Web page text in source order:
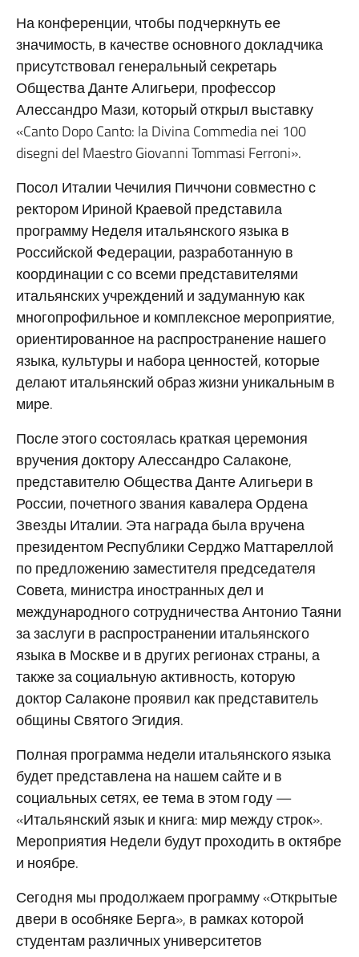
На конференции, чтобы подчеркнуть ее
значимость, в качестве основного докладчика
присутствовал генеральный секретарь
Общества Данте Алигьери, профессор
Алессандро Мази, который открыл выставку
«Canto Dopo Canto: la Divina Commedia nei 100
disegni del Maestro Giovanni Tommasi Ferroni».
Посол Италии Чечилия Пиччони совместно с
ректором Ириной Краевой представила
программу Неделя итальянского языка в
Российской Федерации, разработанную в
координации с со всеми представителями
итальянских учреждений и задуманную как
многопрофильное и комплексное мероприятие,
ориентированное на распространение нашего
языка, культуры и набора ценностей, которые
делают итальянский образ жизни уникальным в
мире.
После этого состоялась краткая церемония
вручения доктору Алессандро Салаконе,
представителю Общества Данте Алигьери в
России, почетного звания кавалера Ордена
Звезды Италии. Эта награда была вручена
президентом Республики Серджо Маттареллой
по предложению заместителя председателя
Совета, министра иностранных дел и
международного сотрудничества Антонио Таяни
за заслуги в распространении итальянского
языка в Москве и в других регионах страны, а
также за социальную активность, которую
доктор Салаконе проявил как представитель
общины Святого Эгидия.
Полная программа недели итальянского языка
будет представлена на нашем сайте и в
социальных сетях, ее тема в этом году —
«Итальянский язык и книга: мир между строк».
Мероприятия Недели будут проходить в октябре
и ноябре.
Сегодня мы продолжаем программу «Открытые
двери в особняке Берга», в рамках которой
студентам различных университетов